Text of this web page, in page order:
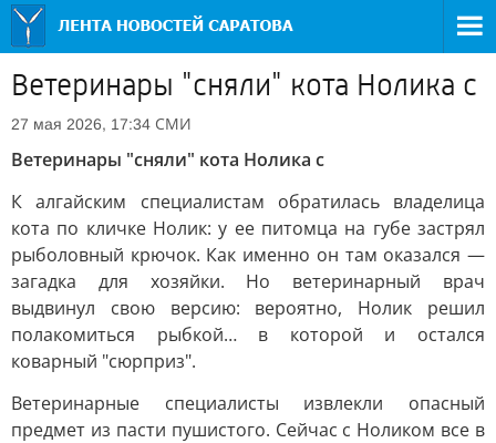
Ветеринары "сняли" кота Нолика с
27 мая 2026, 17:34 СМИ
Ветеринары "сняли" кота Нолика с
К алгайским специалистам обратилась владелица
кота по кличке Нолик: у ее питомца на губе застрял
рыболовный крючок. Как именно он там оказался —
загадка для хозяйки. Но ветеринарный врач
выдвинул свою версию: вероятно, Нолик решил
полакомиться рыбкой… в которой и остался
коварный "сюрприз".
Ветеринарные специалисты извлекли опасный
предмет из пасти пушистого. Сейчас с Ноликом все в